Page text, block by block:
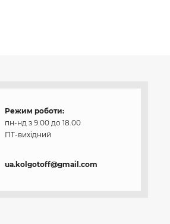
Режим роботи:
пн-нд з 9.00 до 18.00
ПТ-вихідний
ua.kolgotoff@gmail.com